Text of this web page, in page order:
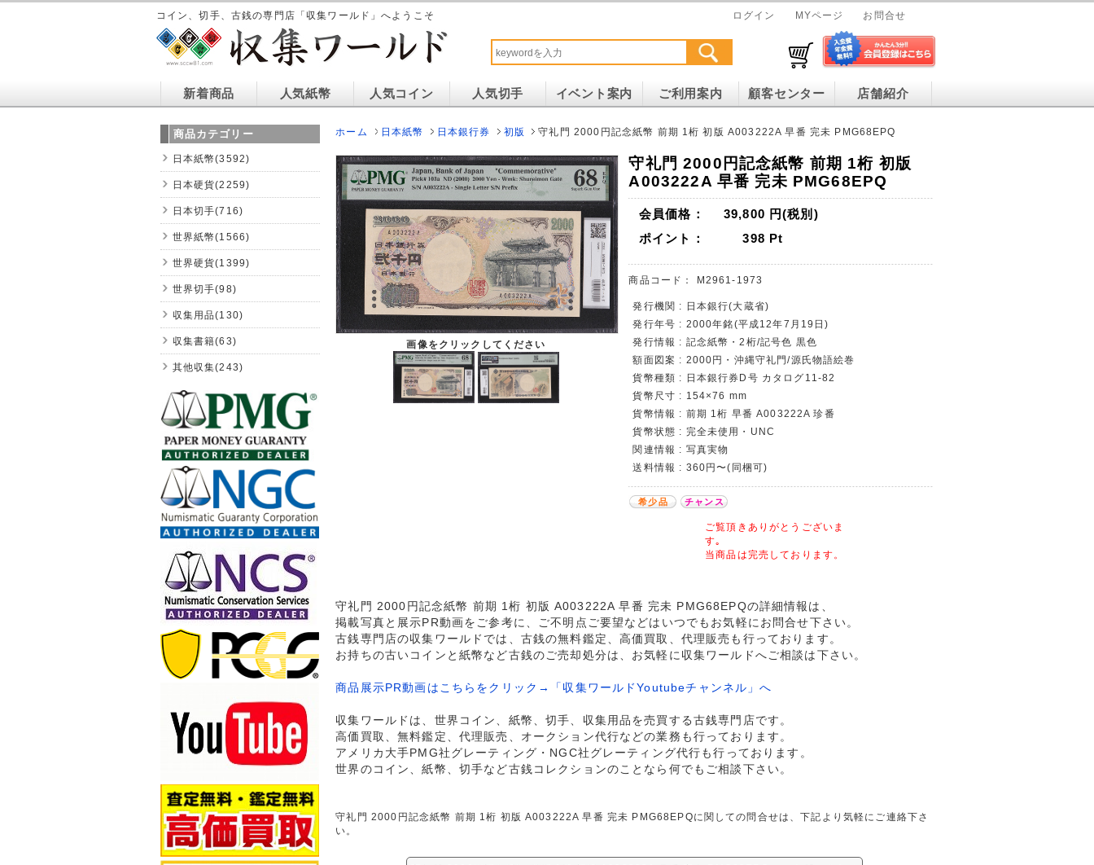
コイン、切手、古銭の専門店「収集ワールド」へようこそ ログイン MYページ お問合せ
新着商品 人気紙幣 人気コイン 人気切手 イベント案内 ご利用案内 顧客センター 店舗紹介
ホーム 日本紙幣 日本銀行券 初版 守礼門 2000円記念紙幣 前期 1桁 初版 A003222A 早番 完未 PMG68EPQ
画像をクリックしてください
守礼門 2000円記念紙幣 前期 1桁 初版
A003222A 早番 完未 PMG68EPQ
会員価格： 39,800 円(税別)
ポイント：
398 Pt
商品コード： M2961-1973
発行機関 : 日本銀行(大蔵省)
発行年号 : 2000年銘(平成12年7月19日)
発行情報 : 記念紙幣・2桁/記号色 黒色
額面図案 : 2000円・沖縄守礼門/源氏物語絵巻
貨幣種類 : 日本銀行券D号 カタログ11-82
貨幣尺寸 : 154×76 mm
貨幣情報 : 前期 1桁 早番 A003222A 珍番
貨幣状態 : 完全未使用・UNC
関連情報 : 写真実物
送料情報 : 360円〜(同梱可)
希少品 チャンス
ご覧頂きありがとうございま
す｡
当商品は完売しております。
守礼門 2000円記念紙幣 前期 1桁 初版 A003222A 早番 完未 PMG68EPQの詳細情報は、
掲載写真と展示PR動画をご参考に、ご不明点ご要望などはいつでもお気軽にお問合せ下さい。
古銭専門店の収集ワールドでは、古銭の無料鑑定、高価買取、代理販売も行っております。
お持ちの古いコインと紙幣など古銭のご売却処分は、お気軽に収集ワールドへご相談は下さい。
商品展示PR動画はこちらをクリック→「収集ワールドYoutubeチャンネル」へ
収集ワールドは、世界コイン、紙幣、切手、収集用品を売買する古銭専門店です。
高価買取、無料鑑定、代理販売、オークション代行などの業務も行っております。
アメリカ大手PMG社グレーティング・NGC社グレーティング代行も行っております。
世界のコイン、紙幣、切手など古銭コレクションのことなら何でもご相談下さい。
守礼門 2000円記念紙幣 前期 1桁 初版 A003222A 早番 完未 PMG68EPQに関しての問合せは、下記より気軽にご連絡下さ
い。
商品カテゴリー
日本紙幣(3592)
日本硬貨(2259)
日本切手(716)
世界紙幣(1566)
世界硬貨(1399)
世界切手(98)
収集用品(130)
収集書籍(63)
其他収集(243)